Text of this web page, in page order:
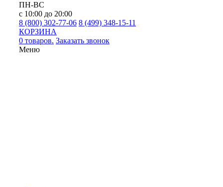
ПН-ВС
с 10:00 до 20:00
8 (800) 302-77-06 8 (499) 348-15-11
КОРЗИНА
0 товаров. Заказать звонок
Меню